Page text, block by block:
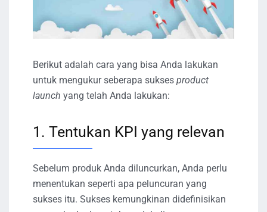
Berikut adalah cara yang bisa Anda lakukan
untuk mengukur seberapa sukses product
launch yang telah Anda lakukan:
1. Tentukan KPI yang relevan
Sebelum produk Anda diluncurkan, Anda perlu
menentukan seperti apa peluncuran yang
sukses itu. Sukses kemungkinan didefinisikan